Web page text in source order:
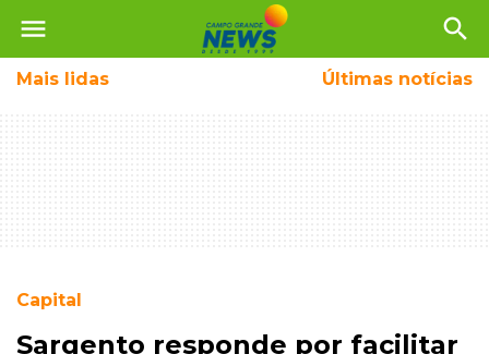
menu search
Mais lidas Últimas notícias
Capital
Sargento responde por facilitar